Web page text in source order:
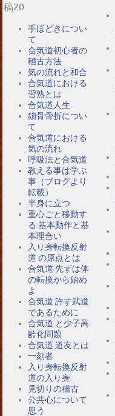
稿20
手ほどきについ
て
合気道初心者の
稽古方法
気の流れと和合
合気道における
習熟とは
合気道人生
鎖骨骨折につい
て
合気道における
気の流れ
呼吸法と合気道
教える事は学ぶ
事（ブログより
転載）
半身に立つ
重心ごと移動す
る 基本動作と基
本理合い
入り身転換反射
道 の原点とは
合気道 先ずは体
の転換から始め
よ
合気道 許す武道
であるために
合気道 と少子高
齢化問題
合気道 道友とは
一刻者
入り身転換反射
道の入り身
見切りの稽古
公共心について
思う